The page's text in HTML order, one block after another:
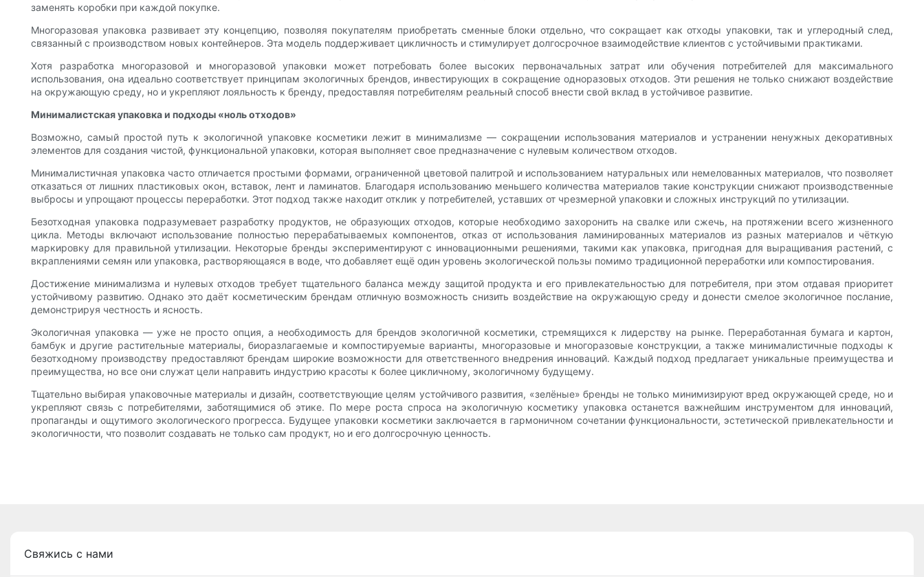
заменять коробки при каждой покупке.
Многоразовая упаковка развивает эту концепцию, позволяя покупателям приобретать сменные блоки отдельно, что сокращает как отходы упаковки, так и углеродный след,
связанный с производством новых контейнеров. Эта модель поддерживает цикличность и стимулирует долгосрочное взаимодействие клиентов с устойчивыми практиками.
Хотя разработка многоразовой и многоразовой упаковки может потребовать более высоких первоначальных затрат или обучения потребителей для максимального
использования, она идеально соответствует принципам экологичных брендов, инвестирующих в сокращение одноразовых отходов. Эти решения не только снижают воздействие
на окружающую среду, но и укрепляют лояльность к бренду, предоставляя потребителям реальный способ внести свой вклад в устойчивое развитие.
Минималистская упаковка и подходы «ноль отходов»
Возможно, самый простой путь к экологичной упаковке косметики лежит в минимализме — сокращении использования материалов и устранении ненужных декоративных
элементов для создания чистой, функциональной упаковки, которая выполняет свое предназначение с нулевым количеством отходов.
Минималистичная упаковка часто отличается простыми формами, ограниченной цветовой палитрой и использованием натуральных или немелованных материалов, что позволяет
отказаться от лишних пластиковых окон, вставок, лент и ламинатов. Благодаря использованию меньшего количества материалов такие конструкции снижают производственные
выбросы и упрощают процессы переработки. Этот подход также находит отклик у потребителей, уставших от чрезмерной упаковки и сложных инструкций по утилизации.
Безотходная упаковка подразумевает разработку продуктов, не образующих отходов, которые необходимо захоронить на свалке или сжечь, на протяжении всего жизненного
цикла. Методы включают использование полностью перерабатываемых компонентов, отказ от использования ламинированных материалов из разных материалов и чёткую
маркировку для правильной утилизации. Некоторые бренды экспериментируют с инновационными решениями, такими как упаковка, пригодная для выращивания растений, с
вкраплениями семян или упаковка, растворяющаяся в воде, что добавляет ещё один уровень экологической пользы помимо традиционной переработки или компостирования.
Достижение минимализма и нулевых отходов требует тщательного баланса между защитой продукта и его привлекательностью для потребителя, при этом отдавая приоритет
устойчивому развитию. Однако это даёт косметическим брендам отличную возможность снизить воздействие на окружающую среду и донести смелое экологичное послание,
демонстрируя честность и ясность.
Экологичная упаковка — уже не просто опция, а необходимость для брендов экологичной косметики, стремящихся к лидерству на рынке. Переработанная бумага и картон,
бамбук и другие растительные материалы, биоразлагаемые и компостируемые варианты, многоразовые и многоразовые конструкции, а также минималистичные подходы к
безотходному производству предоставляют брендам широкие возможности для ответственного внедрения инноваций. Каждый подход предлагает уникальные преимущества и
преимущества, но все они служат цели направить индустрию красоты к более цикличному, экологичному будущему.
Тщательно выбирая упаковочные материалы и дизайн, соответствующие целям устойчивого развития, «зелёные» бренды не только минимизируют вред окружающей среде, но и
укрепляют связь с потребителями, заботящимися об этике. По мере роста спроса на экологичную косметику упаковка останется важнейшим инструментом для инноваций,
пропаганды и ощутимого экологического прогресса. Будущее упаковки косметики заключается в гармоничном сочетании функциональности, эстетической привлекательности и
экологичности, что позволит создавать не только сам продукт, но и его долгосрочную ценность.
Свяжись с нами